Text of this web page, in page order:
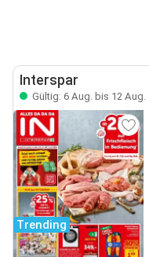
Interspar
Gültig: 6 Aug. bis 12 Aug.
Trending